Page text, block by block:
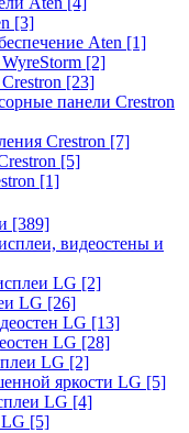
[3]
Aten [1]
[2]
[23]
панели Crestron
Crestron [7]
[5]
[1]
[389]
видеостены и
LG [2]
LG [26]
LG [13]
LG [28]
LG [2]
яркости LG [5]
LG [4]
[5]